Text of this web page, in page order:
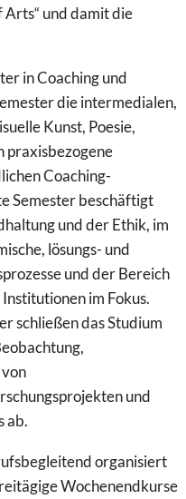
Arts“ und damit die
in Coaching und
die intermedialen,
Kunst, Poesie,
praxisbezogene
Coaching-
Semester beschäftigt
und der Ethik, im
lösungs- und
und der Bereich
im Fokus.
schließen das Studium
und
ab.
organisiert
Wochenendkurse